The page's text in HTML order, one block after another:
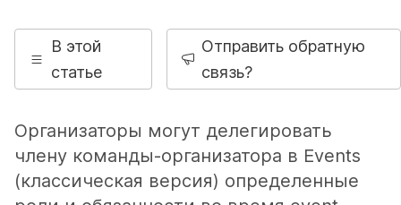
В этой
статье
Отправить обратную
связь?
Организаторы могут делегировать
члену команды-организатора в Events
(классическая версия) определенные